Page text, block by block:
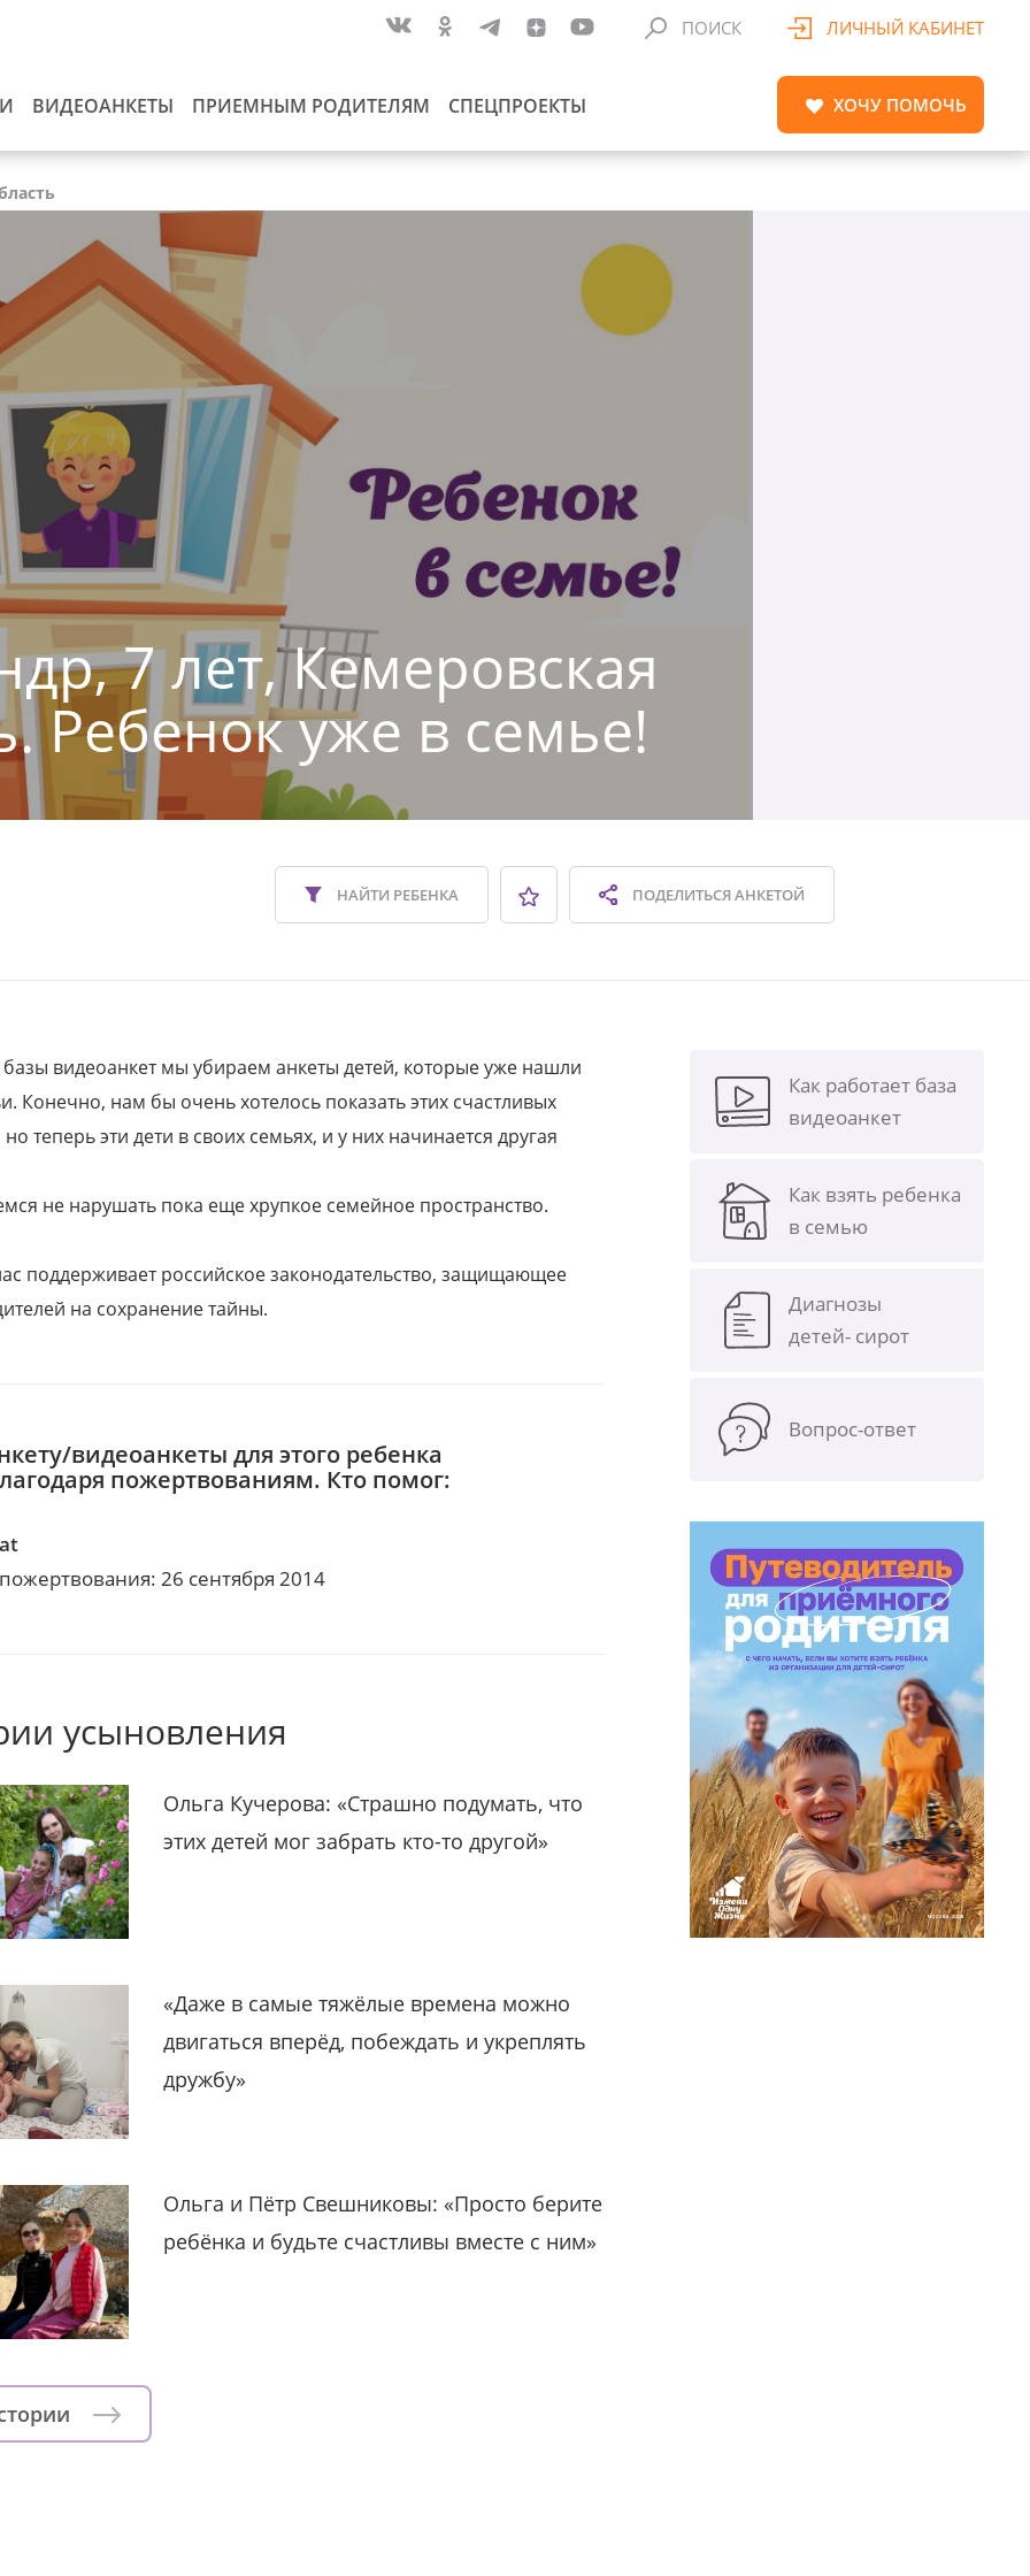
ВИДЕОАНКЕТЫ ПРИЕМНЫМ РОДИТЕЛЯМ СПЕЦПРОЕКТЫ
ПОИСК ЛИЧНЫЙ КАБИНЕТ
ХОЧУ ПОМОЧЬ
7 лет, Кемеровская
Ребенок уже в семье!
ПОДЕЛИТЬСЯАНКЕТОЙ
НАЙТИ РЕБЕНКА
видеоанкет мы убираем анкеты детей, которые уже нашли
Конечно, нам бы очень хотелось показать этих счастливых
теперь эти дети в своих семьях, и у них начинается другая
не нарушать пока еще хрупкое семейное пространство.
поддерживает российское законодательство, защищающее
на сохранение тайны.
видеоанкеты для этого ребенка
пожертвованиям. Кто помог:
26 сентября 2014
усыновления
Ольга Кучерова: «Страшно подумать, что
этих детей мог забрать кто-то другой»
«Даже в самые тяжёлые времена можно
двигаться вперёд, побеждать и укреплять
дружбу»
Ольга и Пётр Свешниковы: «Просто берите
ребёнка и будьте счастливы вместе с ним»
Как работает база
видеоанкет
Как взять ребенка
в семью
Диагнозы
детей- сирот
Вопрос-ответ